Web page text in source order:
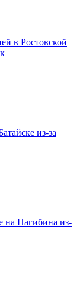
в Ростовской
из-за
на Нагибина из-